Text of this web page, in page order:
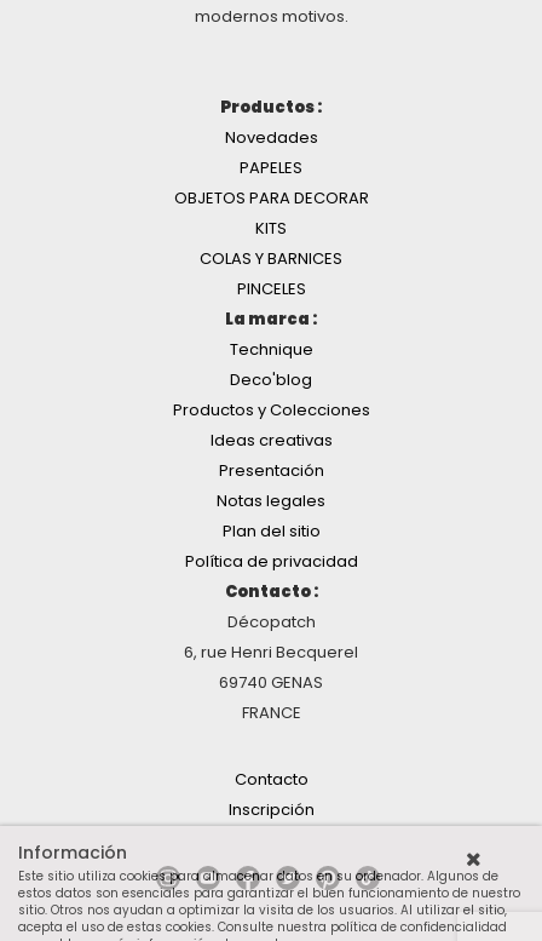
modernos motivos.
Productos :
Novedades
PAPELES
OBJETOS PARA DECORAR
KITS
COLAS Y BARNICES
PINCELES
La marca :
Technique
Deco'blog
Productos y Colecciones
Ideas creativas
Presentación
Notas legales
Plan del sitio
Política de privacidad
Contacto :
Décopatch
6, rue Henri Becquerel
69740 GENAS
FRANCE
Contacto
Inscripción
Información
Este sitio utiliza cookies para almacenar datos en su ordenador. Algunos de
estos datos son esenciales para garantizar el buen funcionamiento de nuestro
sitio. Otros nos ayudan a optimizar la visita de los usuarios. Al utilizar el sitio,
acepta el uso de estas cookies. Consulte nuestra política de confidencialidad